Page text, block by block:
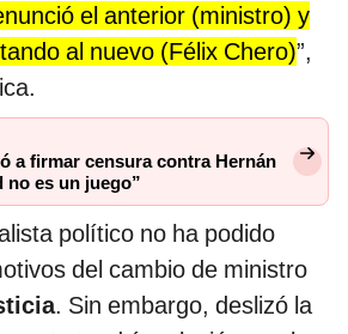
el anterior (ministro) y
al nuevo (Félix Chero)”,
a firmar censura contra Hernán
no es un juego”
político no ha podido
del cambio de ministro
. Sin embargo, deslizó la